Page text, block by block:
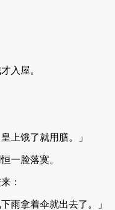
入屋。
上饿了就用膳。」
一脸落寞。
：
雨拿着伞就出去了。」